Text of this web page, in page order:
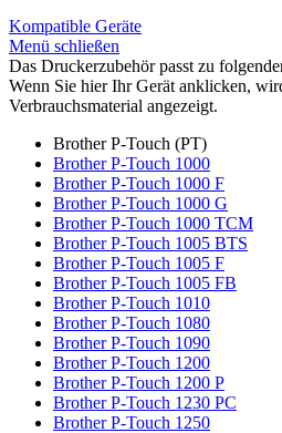
Kompatible Geräte
Menü schließen
Das Druckerzubehör passt zu
Wenn Sie hier Ihr Gerät anklicken,
Verbrauchsmaterial angezeigt.
Brother P-Touch (PT)
Brother P-Touch 1000
Brother P-Touch 1000 F
Brother P-Touch 1000 G
Brother P-Touch 1000 TCM
Brother P-Touch 1005 BTS
Brother P-Touch 1005 F
Brother P-Touch 1005 FB
Brother P-Touch 1010
Brother P-Touch 1080
Brother P-Touch 1090
Brother P-Touch 1200
Brother P-Touch 1200 P
Brother P-Touch 1230 PC
Brother P-Touch 1250